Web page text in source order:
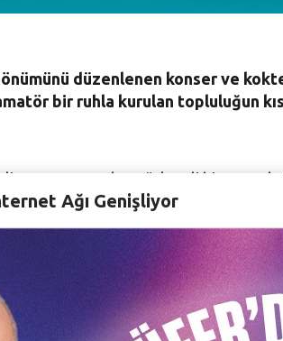
düzenlenen konser ve
bir ruhla kurulan topluluğun
Korosu 15. yılını görkemli bir
Erdem, geçmiş dönem Nilüfer
sayıda davetli katıldı.
Turgay Erdem, koronun kısa
bir ruhla müzik sanatına
konserler verdi,
ayağında tüm koro üyelerinin
Ağı Genişliyor